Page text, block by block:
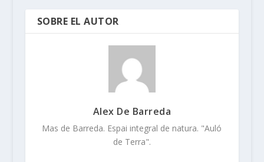
SOBRE EL AUTOR
Alex De Barreda
Mas de Barreda. Espai integral de natura. "Auló
de Terra".